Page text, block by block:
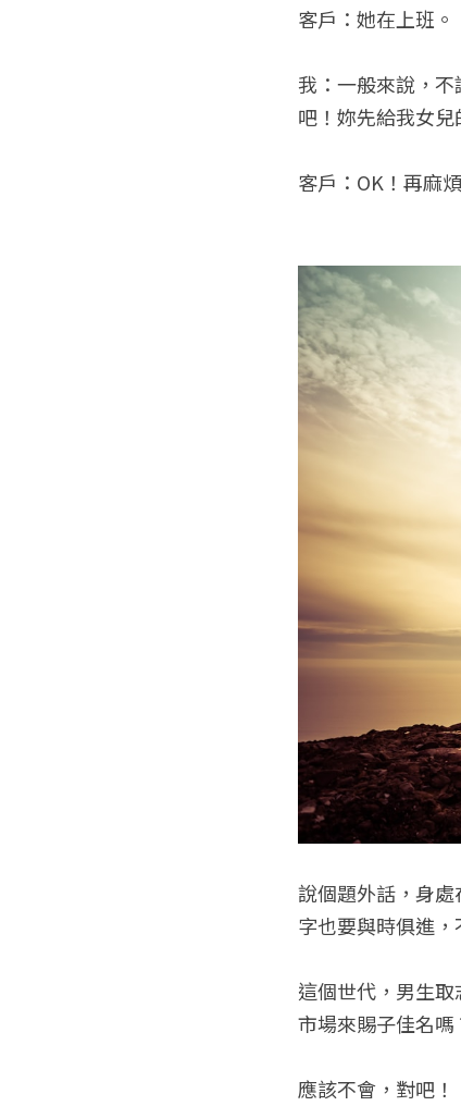
客戶：她在上班。
我：一般來說，
吧！妳先給我女
客戶：OK！再麻
說個題外話，身
字也要與時俱進，
這個世代，男生
市場來賜子佳名嗎
應該不會，對吧！